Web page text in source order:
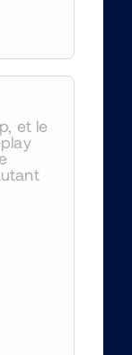
et le